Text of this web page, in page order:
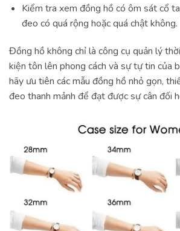
Kiểm tra xem đồng hồ có ôm sát cổ
đeo có quá rộng hoặc quá chật không.
Đồng hồ không chỉ là công cụ quản lý
kiện tôn lên phong cách và sự tự tin của
hãy ưu tiên các mẫu đồng hồ nhỏ gọn,
đeo thanh mảnh để đạt được sự cân đối